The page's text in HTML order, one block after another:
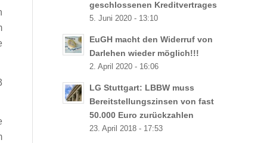
geschlossenen Kreditvertrages
5. Juni 2020 - 13:10
EuGH macht den Widerruf von
Darlehen wieder möglich!!!
2. April 2020 - 16:06
LG Stuttgart: LBBW muss
Bereitstellungszinsen von fast
50.000 Euro zurückzahlen
23. April 2018 - 17:53